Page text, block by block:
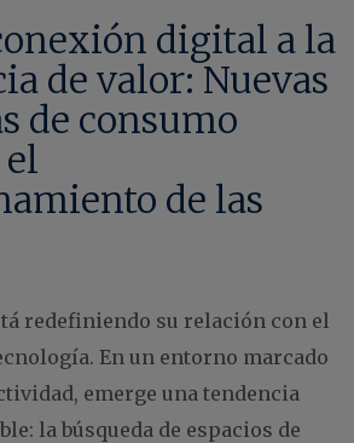
digital a la
de valor: Nuevas
de consumo
de las
redefiniendo su relación con el
En un entorno marcado
emerge una tendencia
la búsqueda de espacios de